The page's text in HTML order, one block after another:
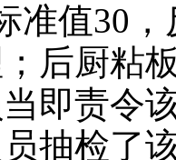
准值30
后厨粘
即责令
抽检了